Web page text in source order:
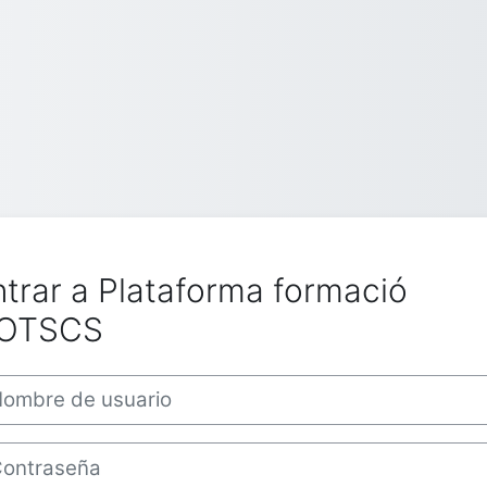
a Plataforma formació
de usuario